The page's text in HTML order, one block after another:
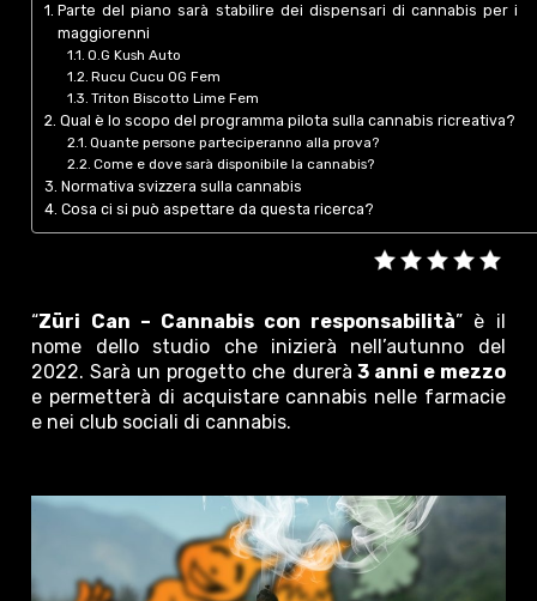
Parte del piano sarà stabilire dei dispensari di cannabis per i
maggiorenni
O.G Kush Auto
Rucu Cucu OG Fem
Triton Biscotto Lime Fem
Qual è lo scopo del programma pilota sulla cannabis ricreativa?
Quante persone parteciperanno alla prova?
Come e dove sarà disponibile la cannabis?
Normativa svizzera sulla cannabis
Cosa ci si può aspettare da questa ricerca?
“Züri Can – Cannabis con responsabilità” è il
nome dello studio che inizierà nell’autunno del
2022. Sarà un progetto che durerà 3 anni e mezzo
e permetterà di acquistare cannabis nelle farmacie
e nei club sociali di cannabis.